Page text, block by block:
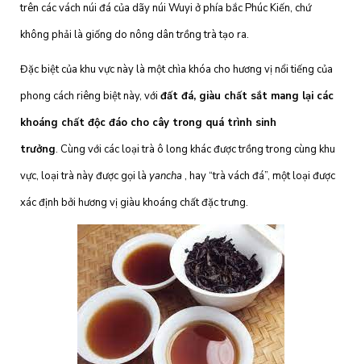
trên các vách núi đá của dãy núi Wuyi ở phía bắc Phúc Kiến, chứ
không phải là giống do nông dân trồng trà tạo ra.
Đặc biệt của khu vực này là một chìa khóa cho hương vị nổi tiếng của
phong cách riêng biệt này, với đất đá, giàu chất sắt mang lại các
khoáng chất độc đáo cho cây trong quá trình sinh
trưởng. Cùng với các loại trà ô long khác được trồng trong cùng khu
vực, loại trà này được gọi là yancha , hay “trà vách đá”, một loại được
xác định bởi hương vị giàu khoáng chất đặc trưng.